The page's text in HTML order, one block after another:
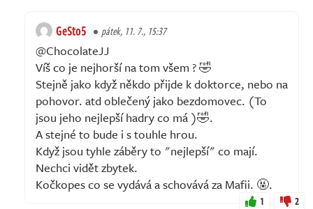
GeSto5 pátek, 11. 7., 15:37
@ChocolateJJ
Víš co je nejhorší na tom všem ? 🤣
Stejně jako když někdo přijde k doktorce, nebo na
pohovor. atd oblečený jako bezdomovec. (To
jsou jeho nejlepší hadry co má )🤣.
A stejné to bude i s touhle hrou.
Když jsou tyhle záběry to "nejlepší" co mají.
Nechci vidět zbytek.
Kočkopes co se vydává a schovává za Mafii. 🤬.
1 2